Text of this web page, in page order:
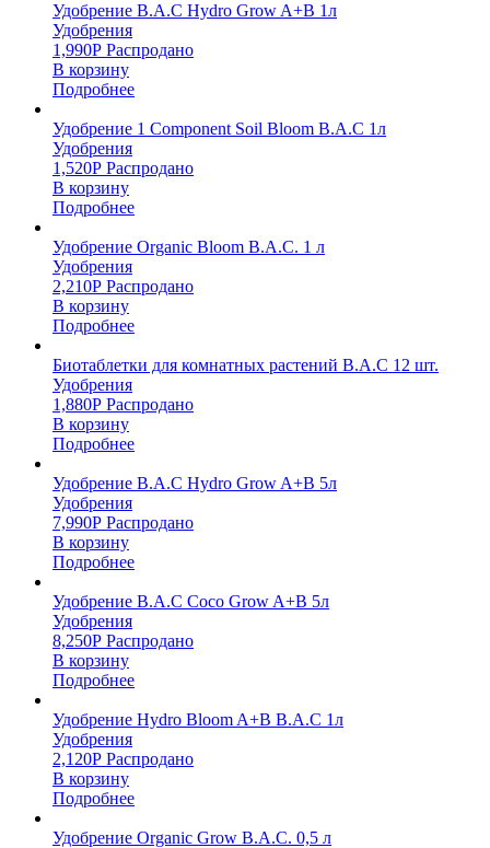
Удобрение B.A.C Hydro Grow A+B 1л
Удобрения
1,990Р Распродано
В корзину
Подробнее
Удобрение 1 Component Soil Bloom B.A.C 1л
Удобрения
1,520Р Распродано
В корзину
Подробнее
Удобрение Organic Bloom B.A.C. 1 л
Удобрения
2,210Р Распродано
В корзину
Подробнее
Биотаблетки для комнатных растений B.A.C 12 шт.
Удобрения
1,880Р Распродано
В корзину
Подробнее
Удобрение B.A.C Hydro Grow A+B 5л
Удобрения
7,990Р Распродано
В корзину
Подробнее
Удобрение B.A.C Coco Grow A+B 5л
Удобрения
8,250Р Распродано
В корзину
Подробнее
Удобрение Hydro Bloom A+B B.A.C 1л
Удобрения
2,120Р Распродано
В корзину
Подробнее
Удобрение Organic Grow B.A.C. 0,5 л